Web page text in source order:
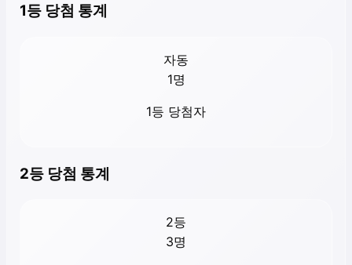
1등 당첨 통계
자동
1명
1등 당첨자
2등 당첨 통계
2등
3명